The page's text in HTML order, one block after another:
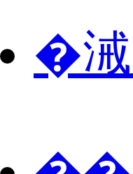
�